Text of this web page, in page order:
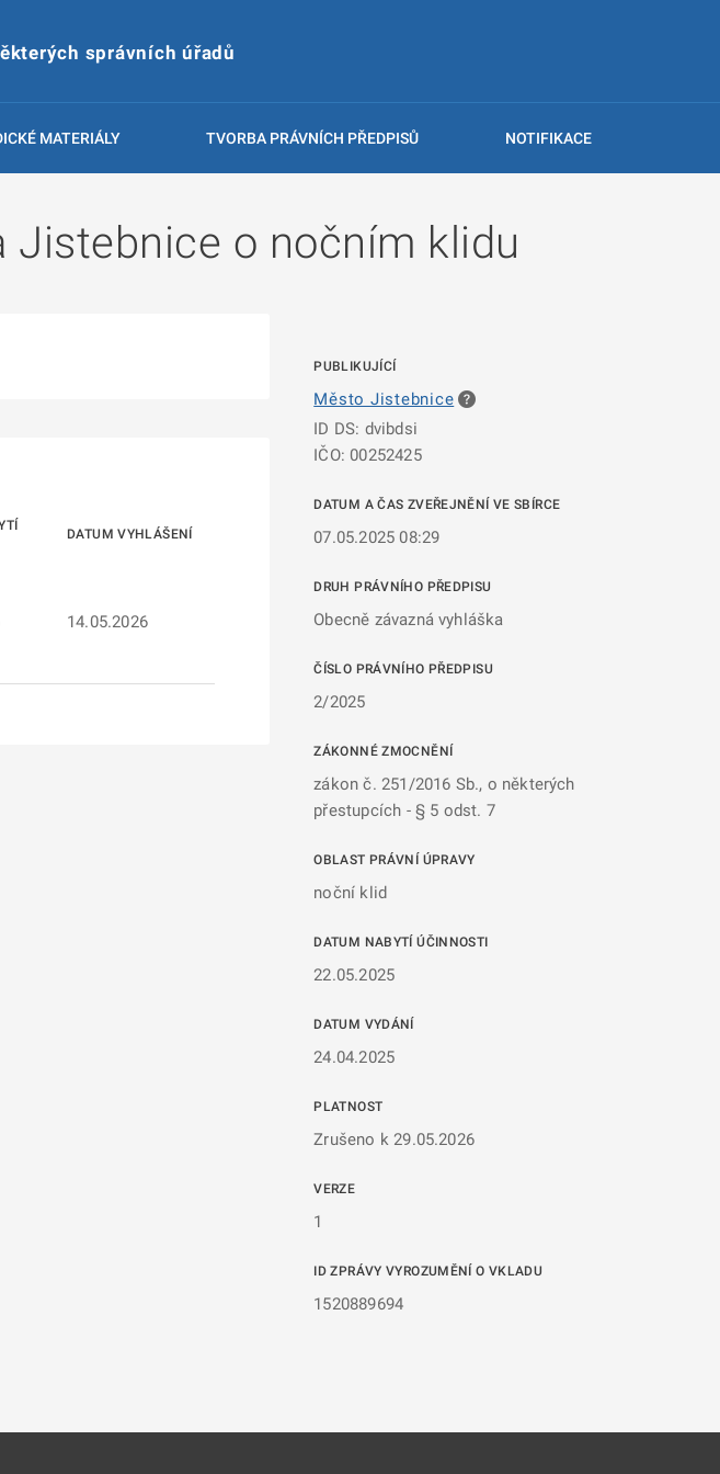
správních úřadů
MATERIÁLY TVORBA PRÁVNÍCH PŘEDPISŮ NOTIFIKACE
Jistebnice o nočním klidu
PUBLIKUJÍCÍ
Město Jistebnice
ID DS: dvibdsi
IČO: 00252425
DATUM A ČAS ZVEŘEJNĚNÍ VE SBÍRCE
07.05.2025 08:29
DRUH PRÁVNÍHO PŘEDPISU
Obecně závazná vyhláška
ČÍSLO PRÁVNÍHO PŘEDPISU
2/2025
ZÁKONNÉ ZMOCNĚNÍ
zákon č. 251/2016 Sb., o některých
přestupcích - § 5 odst. 7
OBLAST PRÁVNÍ ÚPRAVY
noční klid
DATUM NABYTÍ ÚČINNOSTI
22.05.2025
DATUM VYDÁNÍ
24.04.2025
PLATNOST
Zrušeno k 29.05.2026
VERZE
1
ID ZPRÁVY VYROZUMĚNÍ O VKLADU
1520889694
DATUM VYHLÁŠENÍ
14.05.2026